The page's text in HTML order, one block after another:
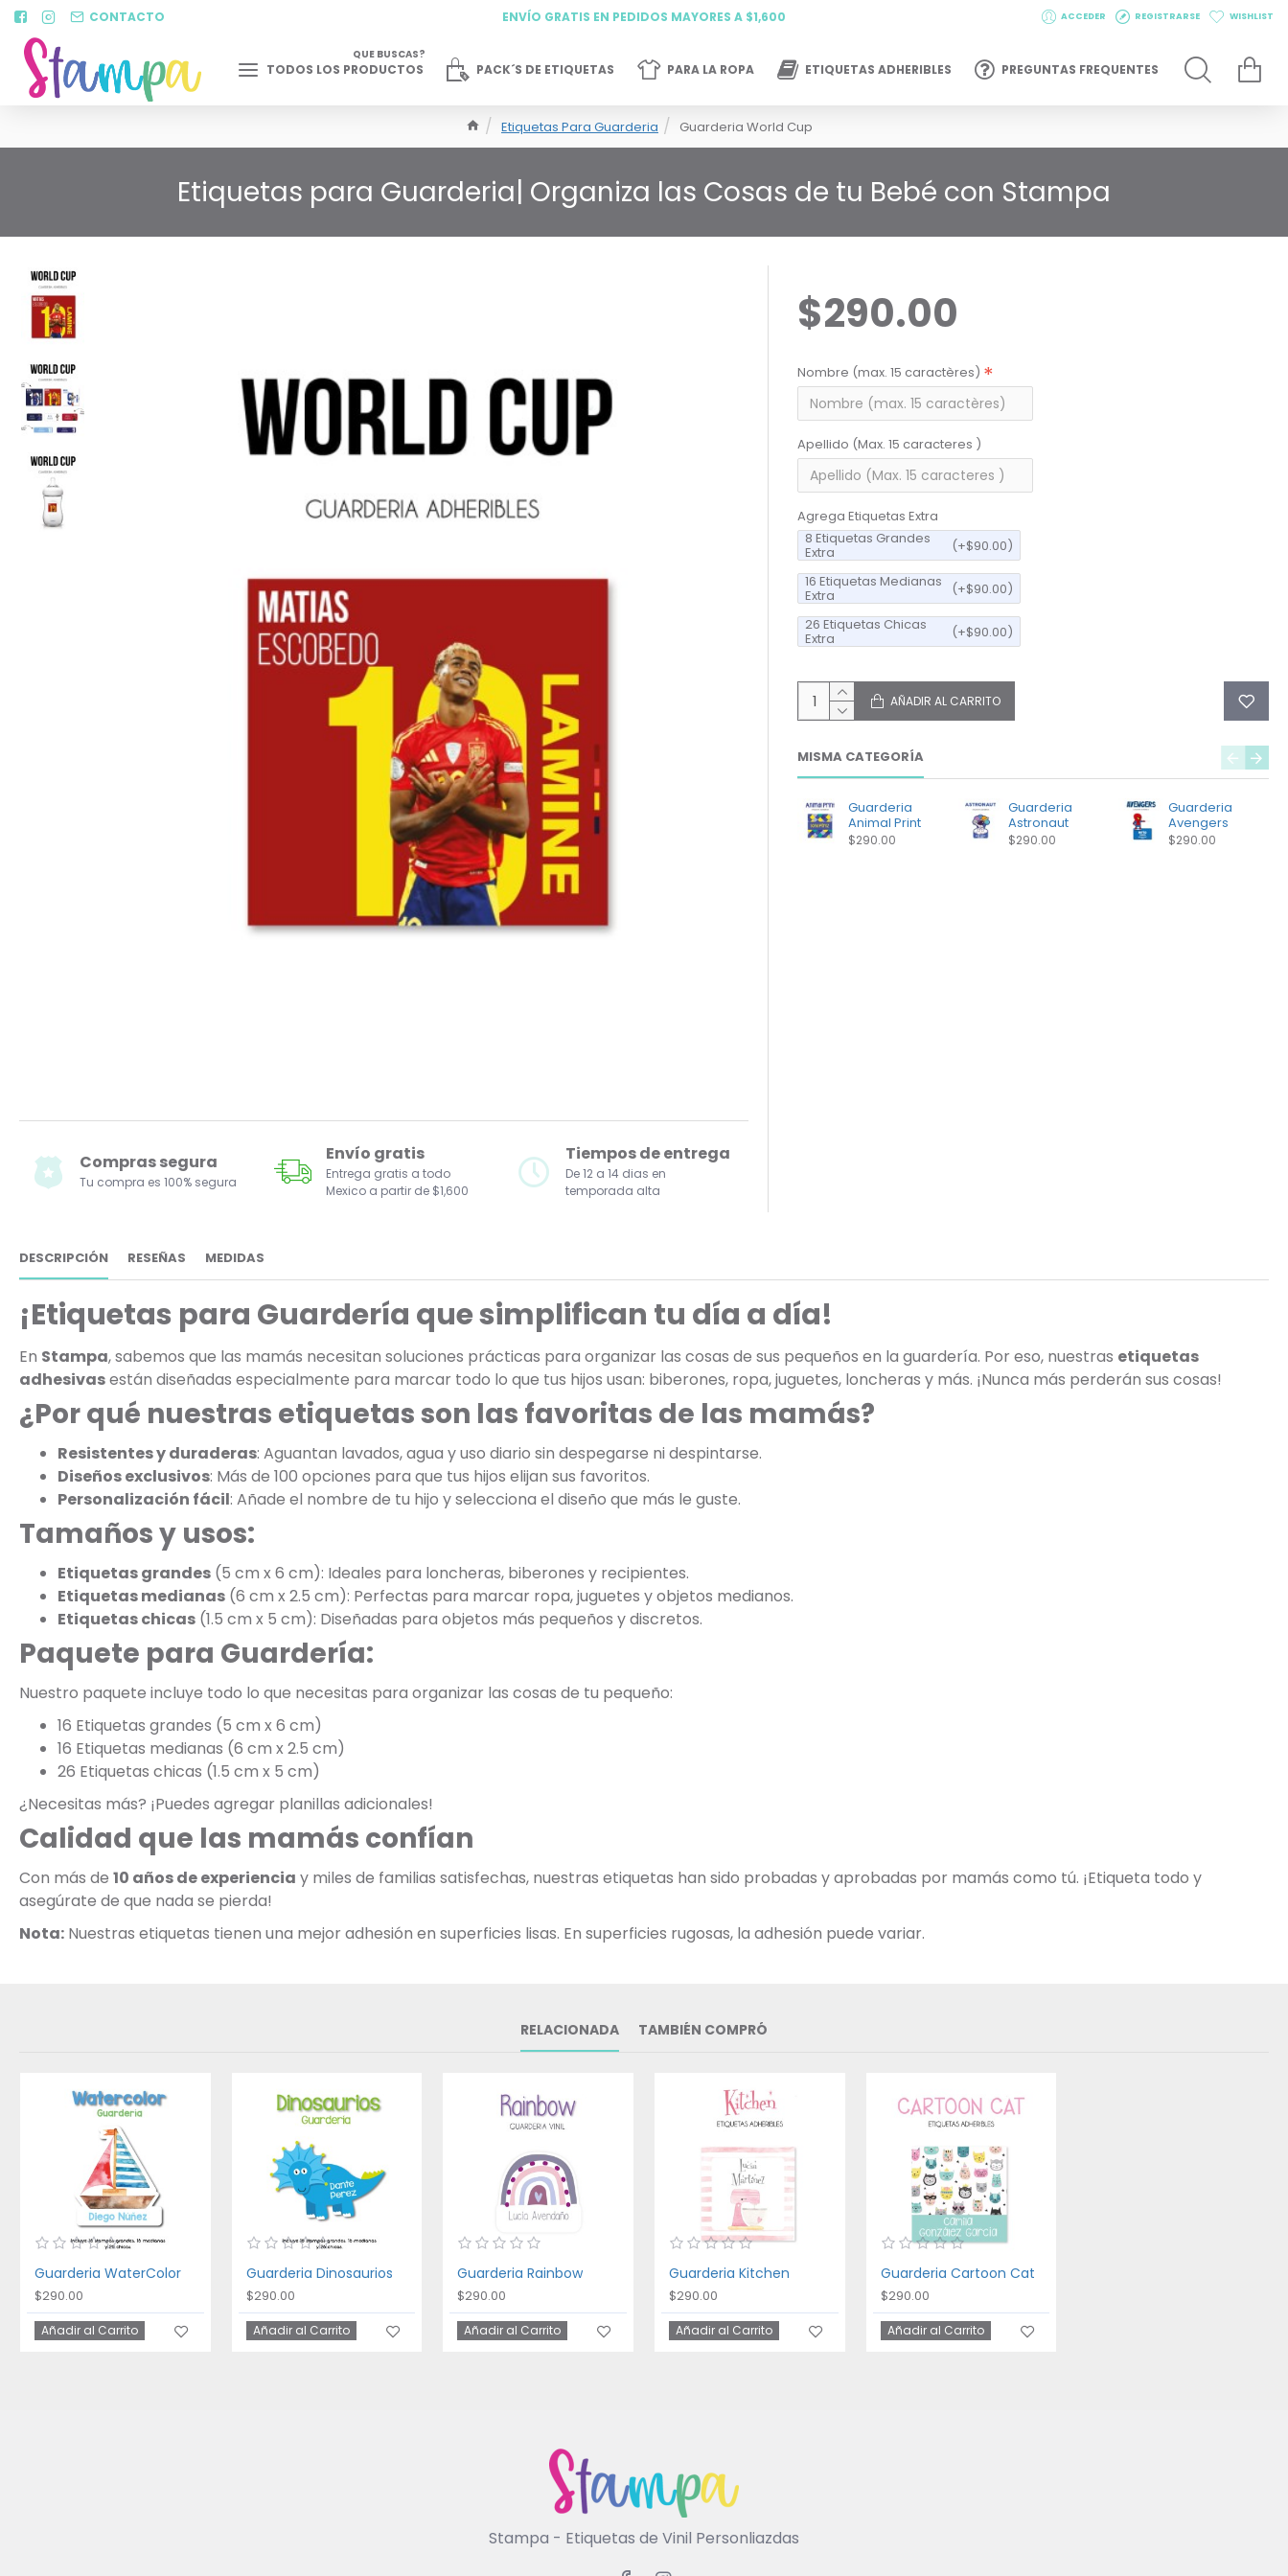
CONTACTO ENVÍO GRATIS EN PEDIDOS MAYORES A $1,600 ACCEDER REGISTRARSE WISHLIST
TODOS LOS PRODUCTOS
QUE BUSCAS?
PACK´S DE ETIQUETAS PARA LA ROPA ETIQUETAS ADHERIBLES PREGUNTAS FREQUENTES
Etiquetas Para Guarderia Guarderia World Cup
Etiquetas para Guarderia| Organiza las Cosas de tu Bebé con Stampa
Compras segura
Tu compra es 100% segura
Envío gratis
Entrega gratis a todo
Mexico a partir de $1,600
Tiempos de entrega
De 12 a 14 dias en
temporada alta
$290.00
Nombre (max. 15 caractères)
Apellido (Max. 15 caracteres )
Agrega Etiquetas Extra
8 Etiquetas Grandes
Extra
(+$90.00)
16 Etiquetas Medianas
Extra
(+$90.00)
26 Etiquetas Chicas
Extra (+$90.00)
AÑADIR AL CARRITO
MISMA CATEGORÍA
Guarderia
Animal Print
$290.00
Guarderia
Astronaut
$290.00
Guarderia
Avengers
$290.00
DESCRIPCIÓN RESEÑAS MEDIDAS
¡Etiquetas para Guardería que simplifican tu día a día!
En Stampa, sabemos que las mamás necesitan soluciones prácticas para organizar las cosas de sus pequeños en la guardería. Por eso, nuestras etiquetas
adhesivasestán diseñadas especialmente para marcar todo lo que tus hijos usan: biberones, ropa, juguetes, loncheras y más. ¡Nunca más perderán sus cosas!
¿Por qué nuestras etiquetas son las favoritas de las mamás?
Resistentes y duraderas: Aguantan lavados, agua y uso diario sin despegarse ni despintarse.
Diseños exclusivos: Más de 100 opciones para que tus hijos elijan sus favoritos.
Personalización fácil: Añade el nombre de tu hijo y selecciona el diseño que más le guste.
Tamaños y usos:
Etiquetas grandes (5 cm x 6 cm): Ideales para loncheras, biberones y recipientes.
Etiquetas medianas (6 cm x 2.5 cm): Perfectas para marcar ropa, juguetes y objetos medianos.
Etiquetas chicas (1.5 cm x 5 cm): Diseñadas para objetos más pequeños y discretos.
Paquete para Guardería:
Nuestro paquete incluye todo lo que necesitas para organizar las cosas de tu pequeño:
16 Etiquetas grandes (5 cm x 6 cm)
16 Etiquetas medianas (6 cm x 2.5 cm)
26 Etiquetas chicas (1.5 cm x 5 cm)
¿Necesitas más? ¡Puedes agregar planillas adicionales!
Calidad que las mamás confían
Con más de 10 años de experiencia y miles de familias satisfechas, nuestras etiquetas han sido probadas y aprobadas por mamás como tú. ¡Etiqueta todo y
asegúrate de que nada se pierda!
Nota: Nuestras etiquetas tienen una mejor adhesión en superficies lisas. En superficies rugosas, la adhesión puede variar.
RELACIONADA TAMBIÉN COMPRÓ
Guarderia WaterColor
$290.00
Añadir al Carrito
Guarderia Dinosaurios
$290.00
Añadir al Carrito
Guarderia Rainbow
$290.00
Añadir al Carrito
Guarderia Kitchen
$290.00
Añadir al Carrito
Guarderia Cartoon Cat
$290.00
Añadir al Carrito
Stampa - Etiquetas de Vinil Personliazdas